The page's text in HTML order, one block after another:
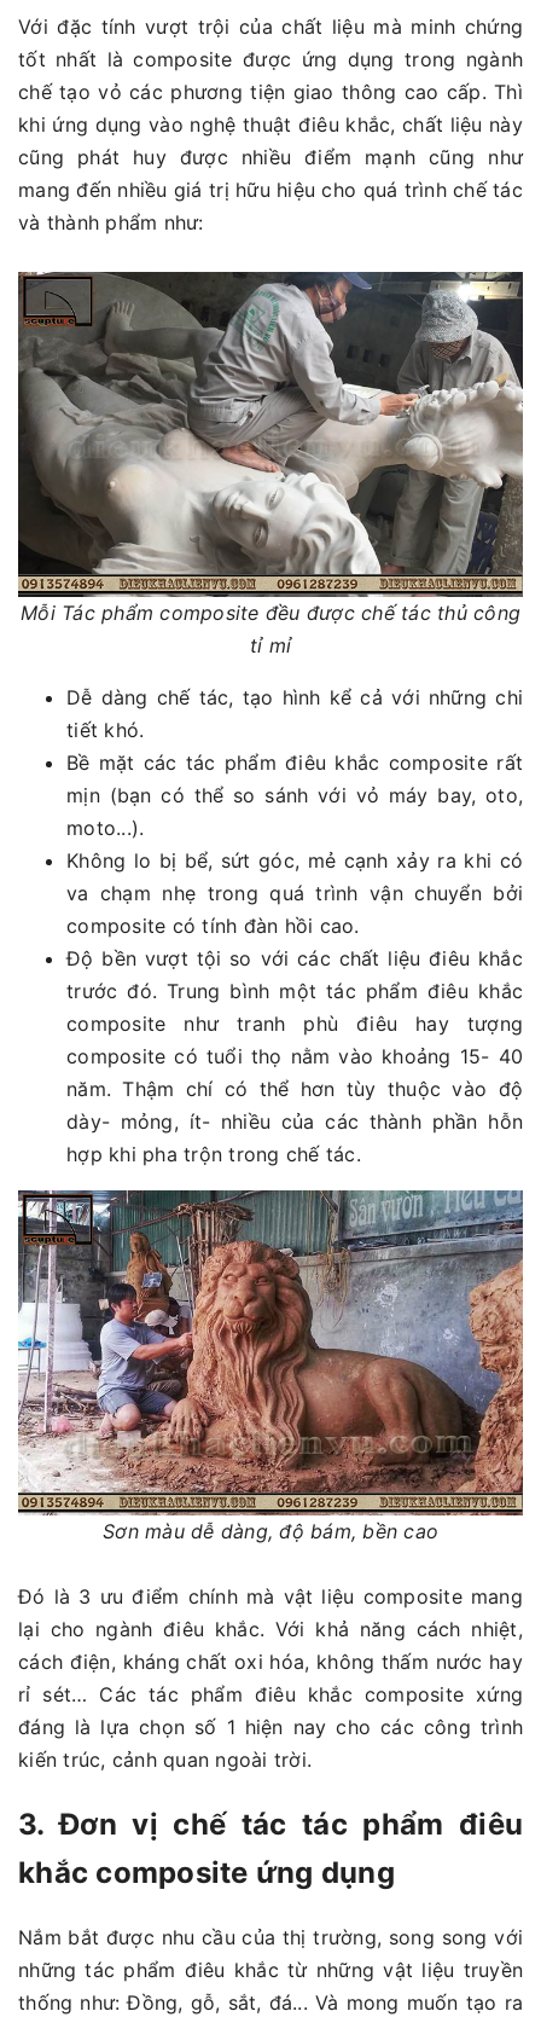
Với đặc tính vượt trội của chất liệu mà minh chứng
tốt nhất là composite được ứng dụng trong ngành
chế tạo vỏ các phương tiện giao thông cao cấp. Thì
khi ứng dụng vào nghệ thuật điêu khắc, chất liệu này
cũng phát huy được nhiều điểm mạnh cũng như
mang đến nhiều giá trị hữu hiệu cho quá trình chế tác
và thành phẩm như:
Mỗi Tác phẩm composite đều được chế tác thủ công
tỉ mỉ
Dễ dàng chế tác, tạo hình kể cả với những chi
tiết khó.
Bề mặt các tác phẩm điêu khắc composite rất
mịn (bạn có thể so sánh với vỏ máy bay, oto,
moto...).
Không lo bị bể, sứt góc, mẻ cạnh xảy ra khi có
va chạm nhẹ trong quá trình vận chuyển bởi
composite có tính đàn hồi cao.
Độ bền vượt tội so với các chất liệu điêu khắc
trước đó. Trung bình một tác phẩm điêu khắc
composite như tranh phù điêu hay tượng
composite có tuổi thọ nằm vào khoảng 15- 40
năm. Thậm chí có thể hơn tùy thuộc vào độ
dày- mỏng, ít- nhiều của các thành phần hỗn
hợp khi pha trộn trong chế tác.
Sơn màu dễ dàng, độ bám, bền cao
Đó là 3 ưu điểm chính mà vật liệu composite mang
lại cho ngành điêu khắc. Với khả năng cách nhiệt,
cách điện, kháng chất oxi hóa, không thấm nước hay
rỉ sét… Các tác phẩm điêu khắc composite xứng
đáng là lựa chọn số 1 hiện nay cho các công trình
kiến trúc, cảnh quan ngoài trời.
3. Đơn vị chế tác tác phẩm điêu
khắc composite ứng dụng
Nắm bắt được nhu cầu của thị trường, song song với
những tác phẩm điêu khắc từ những vật liệu truyền
thống như: Đồng, gỗ, sắt, đá... Và mong muốn tạo ra